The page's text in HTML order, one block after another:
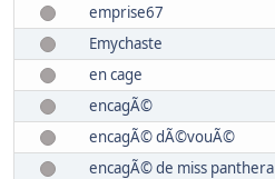
emprise67
Emychaste
en cage
encagÃ©
encagÃ© dÃ©vouÃ©
encagÃ© de miss panthera